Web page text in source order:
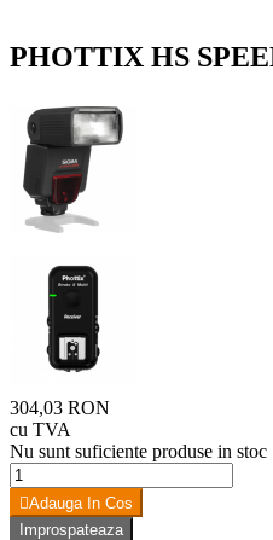
PHOTTIX HS
304,03 RON
cu TVA
Nu sunt suficiente produse in stoc
Adauga In Cos